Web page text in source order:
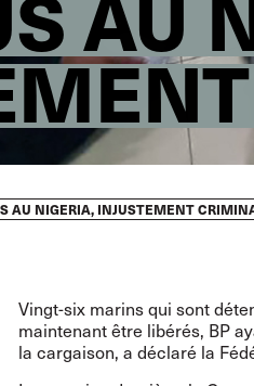
AU NIGERIA, INJUSTEMENT
Vingt-six marins qui sont
maintenant être libérés, BP
la cargaison, a déclaré la